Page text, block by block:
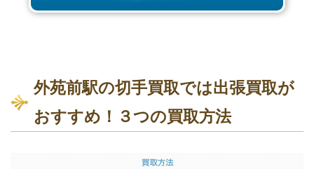
外苑前駅の切手買取では出張買取が
おすすめ！３つの買取方法